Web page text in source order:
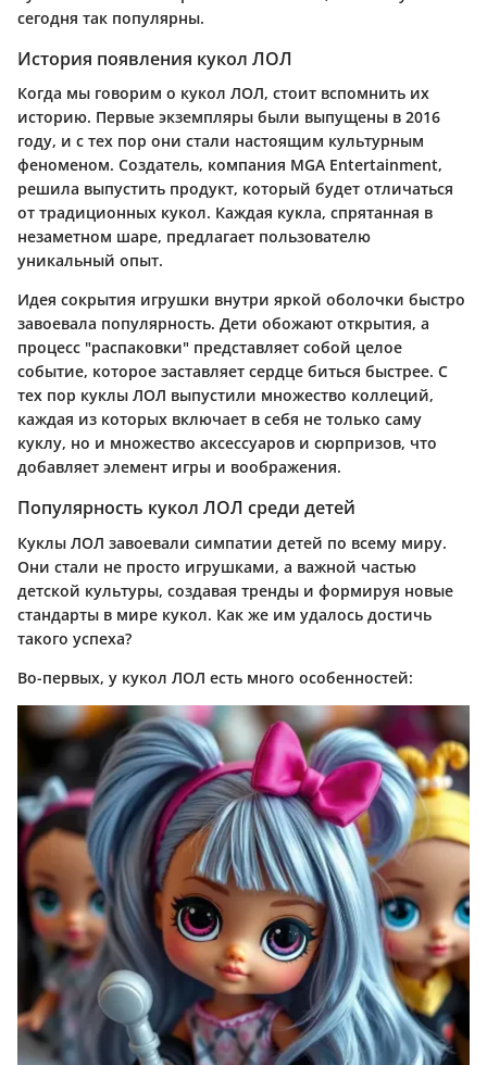
сегодня так популярны.
История появления кукол ЛОЛ
Когда мы говорим о кукол ЛОЛ, стоит вспомнить их
историю. Первые экземпляры были выпущены в 2016
году, и с тех пор они стали настоящим культурным
феноменом. Создатель, компания MGA Entertainment,
решила выпустить продукт, который будет отличаться
от традиционных кукол. Каждая кукла, спрятанная в
незаметном шаре, предлагает пользователю
уникальный опыт.
Идея сокрытия игрушки внутри яркой оболочки быстро
завоевала популярность. Дети обожают открытия, а
процесс "распаковки" представляет собой целое
событие, которое заставляет сердце биться быстрее. С
тех пор куклы ЛОЛ выпустили множество коллеций,
каждая из которых включает в себя не только саму
куклу, но и множество аксессуаров и сюрпризов, что
добавляет элемент игры и воображения.
Популярность кукол ЛОЛ среди детей
Куклы ЛОЛ завоевали симпатии детей по всему миру.
Они стали не просто игрушками, а важной частью
детской культуры, создавая тренды и формируя новые
стандарты в мире кукол. Как же им удалось достичь
такого успеха?
Во-первых, у кукол ЛОЛ есть много особенностей: